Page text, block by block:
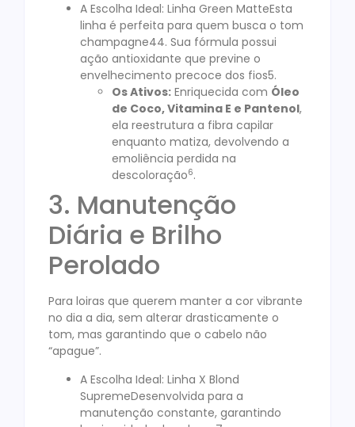
A Escolha Ideal: Linha Green MatteEsta
linha é perfeita para quem busca o tom
champagne44. Sua fórmula possui
ação antioxidante que previne o
envelhecimento precoce dos fios5.
Os Ativos: Enriquecida com Óleo
de Coco, Vitamina E e Pantenol,
ela reestrutura a fibra capilar
enquanto matiza, devolvendo a
emoliência perdida na
descoloração6.
3. Manutenção
Diária e Brilho
Perolado
Para loiras que querem manter a cor vibrante
no dia a dia, sem alterar drasticamente o
tom, mas garantindo que o cabelo não
“apague”.
A Escolha Ideal: Linha X Blond
SupremeDesenvolvida para a
manutenção constante, garantindo